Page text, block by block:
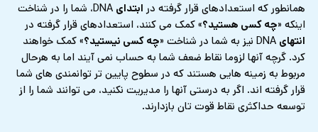
همانطور که استعدادهای قرار گرفته در ابتدای
DNA، شما را در شناخت
اینکه «چه کسی هستید؟» کمک می کنند، استعدادهای قرار گرفته در
انتهای
چه کسی نیستید؟» کمک خواهند
کرد. گرچه آنها لزوما نقاط ضعف شما به حساب نمی آیند اما به هرحال
مربوط به زمینه هایی هستند که در سطوح پایین تر توانمندی های شما
قرار گرفته اند. اگر به درستی آنها را مدیریت نکنید، می توانند شما را از
توسعه حداکثری نقاط قوت تان بازدارند.